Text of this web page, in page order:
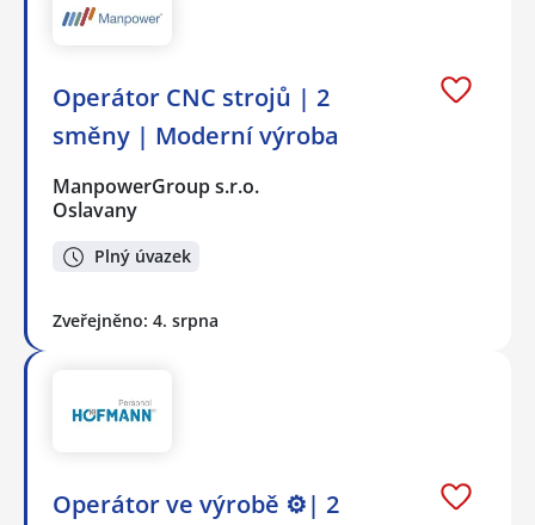
Operátor CNC strojů | 2
směny | Moderní výroba
ManpowerGroup s.r.o.
Oslavany
Plný úvazek
Zveřejněno: 4. srpna
Operátor ve výrobě ⚙️| 2